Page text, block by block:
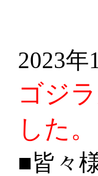
2023年
ゴジ
した。
■皆々